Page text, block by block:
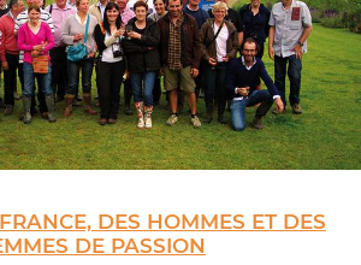
DES HOMMES ET DES
DE PASSION